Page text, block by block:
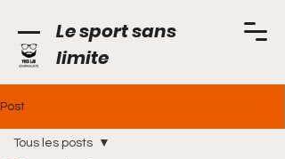
Le sport sans
limite
Post
Tous les posts